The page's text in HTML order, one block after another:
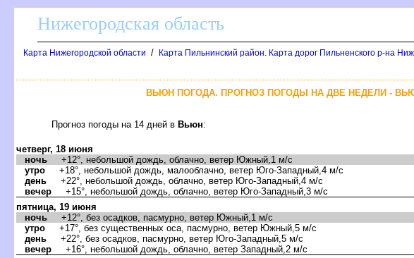
Нижегородская область
Карта Нижегородской области / Карта Пильнинский район. Карта дорог Пильненского р-на
ЬЮН ПОГОДА. ПРОГНОЗ ПОГОДЫ НА ДВЕ НЕДЕЛИ -
Прогноз погоды на 14 дней ьюн:
четверг, 18 июня
ночь +12°, небольшой дождь, облачно, ветер Южный,1 м/с
утро +18°, небольшой дождь, малооблачно, ветер Юго-Западный,4 м/с
день +22°, небольшой дождь, облачно, ветер Юго-Западный,4 м/с
ечер +15°, небольшой дождь, облачно, ветер Юго-Западный,3 м/с
пятница, 19 июня
ночь +12°, без осадков, пасмурно, ветер Южный,1 м/с
утро +17°, без существенных оса, пасмурно, ветер Южный,5 м/с
день +22°, без осадков, пасмурно, ветер Юго-Западный,5 м/с
ечер +16°, небольшой дождь, облачно, ветер Западный,2 м/с